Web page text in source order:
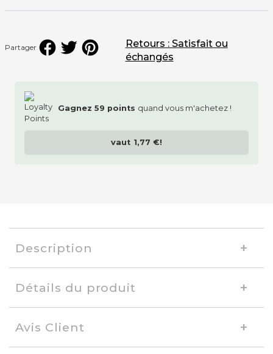
Partager
Gagnez 59 points quand vous m'achetez !
vaut 1,77 €!
Retours : Satisfait ou
échangés
Description
Détails du produit
Avis Client